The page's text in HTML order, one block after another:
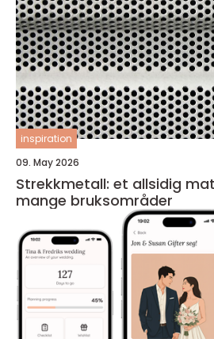
inspiration
09. May 2026
Strekkmetall: et allsidig
mange bruksområder